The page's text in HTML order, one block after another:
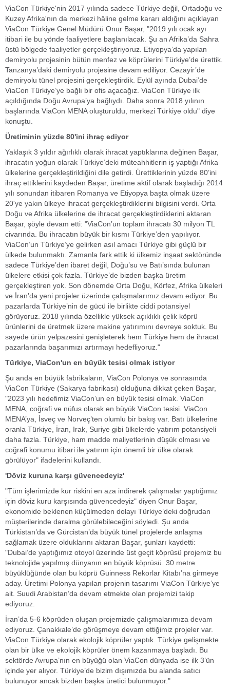
ViaCon Türkiye'nin 2017 yılında sadece Türkiye değil, Ortadoğu ve
Kuzey Afrika'nın da merkezi hâline gelme kararı aldığını açıklayan
ViaCon Türkiye Genel Müdürü Onur Başar, "2019 yılı ocak ayı
itibari ile bu yönde faaliyetlere başlanılacak. Şu an Afrika’da Sahra
üstü bölgede faaliyetler gerçekleştiriyoruz. Etiyopya’da yapılan
demiryolu projesinin bütün menfez ve köprülerini Türkiye’de ürettik.
Tanzanya’daki demiryolu projesine devam ediliyor. Cezayir’de
demiryolu tünel projesini gerçekleştirdik. Eylül ayında Dubai’de
ViaCon Türkiye’ye bağlı bir ofis açacağız. ViaCon Türkiye ilk
açıldığında Doğu Avrupa’ya bağlıydı. Daha sonra 2018 yılının
başlarında ViaCon MENA oluşturuldu, merkezi Türkiye oldu" diye
konuştu.
Üretiminin yüzde 80'ini ihraç ediyor
Yaklaşık 3 yıldır ağırlıklı olarak ihracat yaptıklarına değinen Başar,
ihracatın yoğun olarak Türkiye’deki müteahhitlerin iş yaptığı Afrika
ülkelerine gerçekleştirildiğini dile getirdi. Ürettiklerinin yüzde 80’ini
ihraç ettiklerini kaydeden Başar, üretime aktif olarak başladığı 2014
yılı sonundan itibaren Romanya ve Etiyopya başta olmak üzere
20'ye yakın ülkeye ihracat gerçekleştirdiklerini bilgisini verdi. Orta
Doğu ve Afrika ülkelerine de ihracat gerçekleştirdiklerini aktaran
Başar, şöyle devam etti: "ViaCon’un toplam ihracatı 30 milyon TL
civarında. Bu ihracatın büyük bir kısmı Türkiye’den yapılıyor.
ViaCon’un Türkiye’ye gelirken asıl amacı Türkiye gibi güçlü bir
ülkede bulunmaktı. Zamanla fark ettik ki ülkemiz inşaat sektöründe
sadece Türkiye’den ibaret değil, Doğu’su ve Batı’sında bulunan
ülkelere etkisi çok fazla. Türkiye’de bizden başka üretim
gerçekleştiren yok. Son dönemde Orta Doğu, Körfez, Afrika ülkeleri
ve İran’da yeni projeler üzerinde çalışmalarımız devam ediyor. Bu
pazarlarda Türkiye’nin de gücü ile birlikte ciddi potansiyel
görüyoruz. 2018 yılında özellikle yüksek açıklıklı çelik köprü
ürünlerini de üretmek üzere makine yatırımını devreye soktuk. Bu
sayede ürün yelpazesini genişleterek hem Türkiye hem de ihracat
pazarlarında başarımızı artırmayı hedefliyoruz."
Türkiye, ViaCon'un en büyük tesisi olmak istiyor
Şu anda en büyük fabrikaların, ViaCon Polonya ve sonrasında
ViaCon Türkiye (Sakarya fabrikası) olduğuna dikkat çeken Başar,
"2023 yılı hedefimiz ViaCon’un en büyük tesisi olmak. ViaCon
MENA, coğrafi ve nüfus olarak en büyük ViaCon tesisi. ViaCon
MENA’ya, İsveç ve Norveç’ten olumlu bir bakış var. Batı ülkelerine
oranla Türkiye, İran, Irak, Suriye gibi ülkelerde yatırım potansiyeli
daha fazla. Türkiye, ham madde maliyetlerinin düşük olması ve
coğrafi konumu itibari ile yatırım için önemli bir ülke olarak
görülüyor" ifadelerini kullandı.
'Döviz kuruna karşı güvencedeyiz'
"Tüm işlerimizde kur riskini en aza indirerek çalışmalar yaptığımız
için döviz kuru karşısında güvencedeyiz" diyen Onur Başar,
ekonomide beklenen küçülmeden dolayı Türkiye’deki doğrudan
müşterilerinde daralma görülebileceğini söyledi. Şu anda
Türkistan’da ve Gürcistan’da büyük tünel projelerde anlaşma
sağlamak üzere olduklarını aktaran Başar, şunları kaydetti:
"Dubai’de yaptığımız otoyol üzerinde üst geçit köprüsü projemiz bu
teknolojide yapılmış dünyanın en büyük köprüsü. 30 metre
büyüklüğünde olan bu köprü Guinness Rekorlar Kitabı’na girmeye
aday. Üretimi Polonya yapılan projenin tasarımı ViaCon Türkiye’ye
ait. Suudi Arabistan’da devam etmekte olan projemizi takip
ediyoruz.
İran’da 5-6 köprüden oluşan projemizde çalışmalarımıza devam
ediyoruz. Çanakkale’de görüşmeye devam ettiğimiz projeler var.
ViaCon Türkiye olarak ekolojik köprüler yaptık. Türkiye gelişmekte
olan bir ülke ve ekolojik köprüler önem kazanmaya başladı. Bu
sektörde Avrupa’nın en büyüğü olan ViaCon dünyada ise ilk 3’ün
içinde yer alıyor. Türkiye’de bizim dışımızda bu alanda satıcı
bulunuyor ancak bizden başka üretici bulunmuyor."